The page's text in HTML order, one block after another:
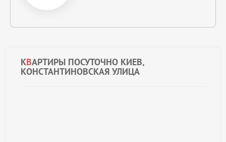
КВАРТИРЫ ПОСУТОЧНО КИЕВ,
КОНСТАНТИНОВСКАЯ УЛИЦА